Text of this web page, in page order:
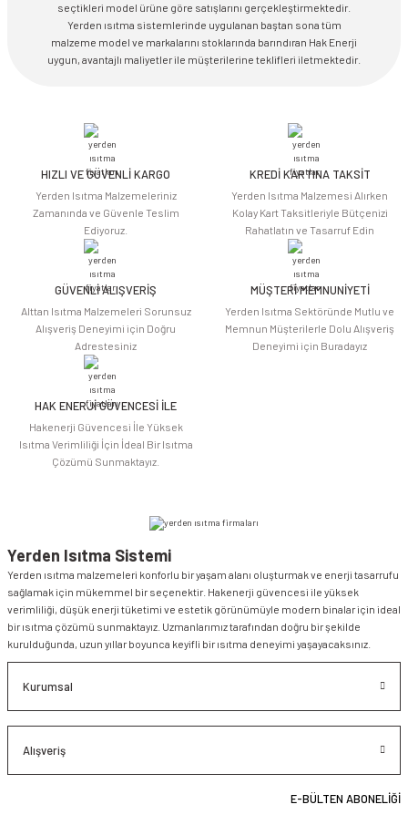
seçtikleri model ürüne göre satışlarını gerçekleştirmektedir.
Yerden ısıtma sistemlerinde uygulanan baştan sona tüm
malzeme model ve markalarını stoklarında barındıran Hak Enerji
uygun, avantajlı maliyetler ile müşterilerine teklifleri iletmektedir.
HIZLI VE GÜVENLİ KARGO
Yerden Isıtma Malzemeleriniz
Zamanında ve Güvenle Teslim
Ediyoruz.
KREDİ KARTINA TAKSİT
Yerden Isıtma Malzemesi Alırken
Kolay Kart Taksitleriyle Bütçenizi
Rahatlatın ve Tasarruf Edin
GÜVENLİ ALIŞVERİŞ
Alttan Isıtma Malzemeleri Sorunsuz
Alışveriş Deneyimi için Doğru
Adrestesiniz
MÜŞTERİ MEMNUNİYETİ
Yerden Isıtma Sektöründe Mutlu ve
Memnun Müşterilerle Dolu Alışveriş
Deneyimi için Buradayız
HAK ENERJİ GÜVENCESİ İLE
Hakenerji Güvencesi İle Yüksek
Isıtma Verimliliği İçin İdeal Bir Isıtma
Çözümü Sunmaktayız.
Yerden Isıtma Sistemi
Yerden ısıtma malzemeleri konforlu bir yaşam alanı oluşturmak ve enerji tasarrufu
sağlamak için mükemmel bir seçenektir. Hakenerji güvencesi ile yüksek
verimliliği, düşük enerji tüketimi ve estetik görünümüyle modern binalar için ideal
bir ısıtma çözümü sunmaktayız. Uzmanlarımız tarafından doğru bir şekilde
kurulduğunda, uzun yıllar boyunca keyifli bir ısıtma deneyimi yaşayacaksınız.
Kurumsal
Alışveriş
E-BÜLTEN ABONELİĞİ